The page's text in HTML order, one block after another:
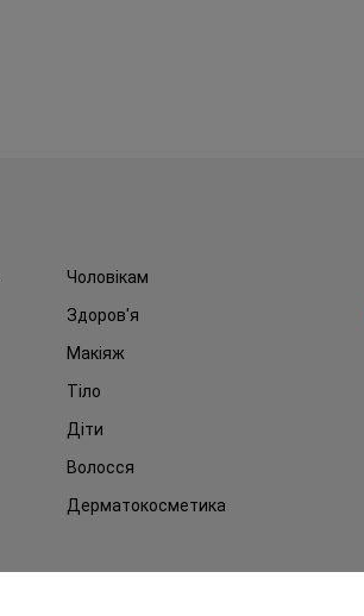
Чоловікам
Здоров'я
Макіяж
Тіло
Діти
Волосся
Дерматокосметика